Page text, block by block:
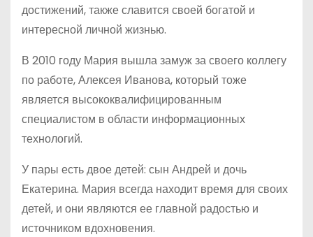
достижений, также славится своей богатой и
интересной личной жизнью.
В 2010 году Мария вышла замуж за своего коллегу
по работе, Алексея Иванова, который тоже
является высококвалифицированным
специалистом в области информационных
технологий.
У пары есть двое детей: сын Андрей и дочь
Екатерина. Мария всегда находит время для своих
детей, и они являются ее главной радостью и
источником вдохновения.